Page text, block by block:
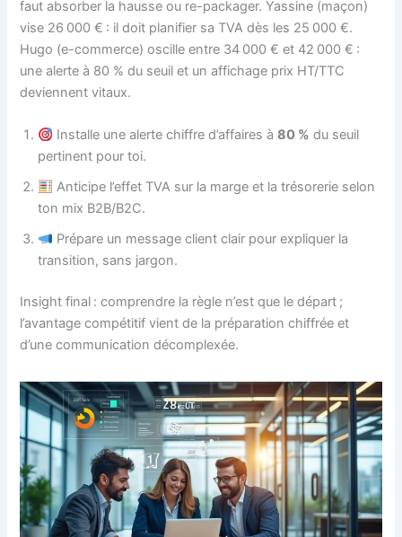
faut absorber la hausse ou re-packager. Yassine (maçon)
vise 26 000 € : il doit planifier sa TVA dès les 25 000 €.
Hugo (e-commerce) oscille entre 34 000 € et 42 000 € :
une alerte à 80 % du seuil et un affichage prix HT/TTC
deviennent vitaux.
Installe une alerte chiffre d’affaires à80 % du seuil
pertinent pour toi.
Anticipe l’effet TVA sur la marge et la trésorerie selon
ton mix B2B/B2C.
Prépare un message client clair pour expliquer la
transition, sans jargon.
Insight final : comprendre la règle n’est que le départ ;
l’avantage compétitif vient de la préparation chiffrée et
d’une communication décomplexée.